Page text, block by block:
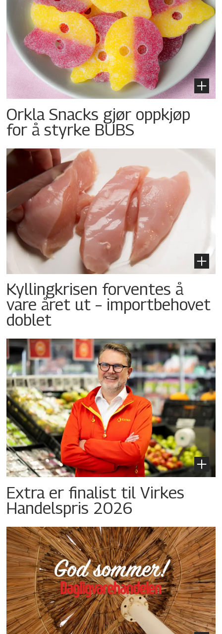
Orkla Snacks gjør oppkjøp
for å styrke BUBS
Kyllingkrisen forventes å
vare året ut – importbehovet
doblet
Extra er finalist til Virkes
Handelspris 2026